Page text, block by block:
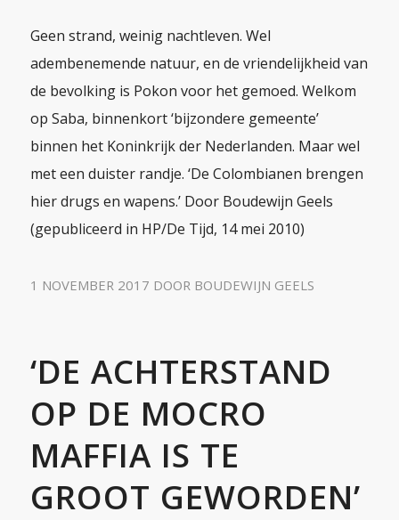
Geen strand, weinig nachtleven. Wel
adembenemende natuur, en de vriendelijkheid van
de bevolking is Pokon voor het gemoed. Welkom
op Saba, binnenkort ‘bijzondere gemeente’
binnen het Koninkrijk der Nederlanden. Maar wel
met een duister randje. ‘De Colombianen brengen
hier drugs en wapens.’ Door Boudewijn Geels
(gepubliceerd in HP/De Tijd, 14 mei 2010)
1 NOVEMBER 2017 DOOR BOUDEWIJN GEELS
‘DE ACHTERSTAND
OP DE MOCRO
MAFFIA IS TE
GROOT GEWORDEN’